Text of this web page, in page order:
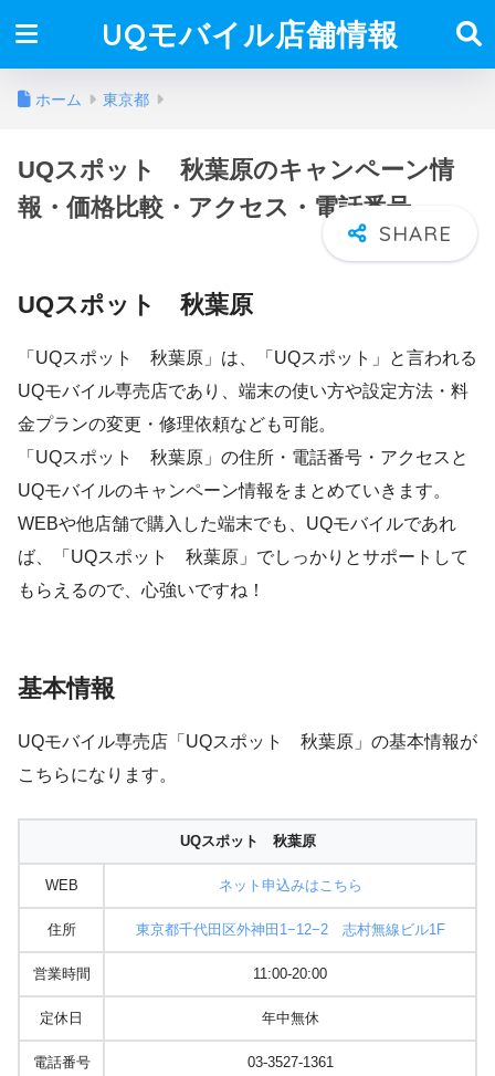
UQモバイル店舗情報
ホーム 東京都
UQスポット 秋葉原のキャンペーン情
報・価格比較・アクセス・電話番号
UQスポット 秋葉原
「UQスポット 秋葉原」は、「UQスポット」と言われる
UQモバイル専売店であり、端末の使い方や設定方法・料
金プランの変更・修理依頼なども可能。
「UQスポット 秋葉原」の住所・電話番号・アクセスと
UQモバイルのキャンペーン情報をまとめていきます。
WEBや他店舗で購入した端末でも、UQモバイルであれ
ば、「UQスポット 秋葉原」でしっかりとサポートして
もらえるので、心強いですね！
基本情報
UQモバイル専売店「UQスポット 秋葉原」の基本情報が
こちらになります。
UQスポット 秋葉原
WEB ネット申込みはこちら
住所 東京都千代田区外神田1−12−2 志村無線ビル1F
営業時間 11:00-20:00
定休日 年中無休
電話番号 03-3527-1361